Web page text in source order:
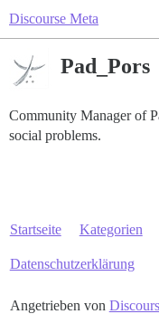
Discourse Meta
Pad_Pors
Community Manager of
social problems.
Startseite Kategorien
Datenschutzerklärung
Angetrieben von